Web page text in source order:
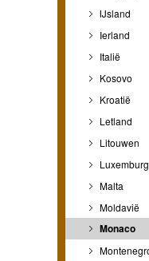
IJsland
Ierland
Italië
Kosovo
Kroatië
Letland
Litouwen
Luxemburg
Malta
Moldavië
Monaco